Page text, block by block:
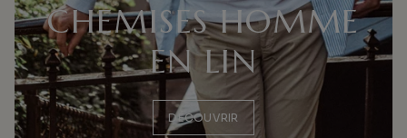
CHEMISES HOMME
EN LIN
DÉCOUVRIR